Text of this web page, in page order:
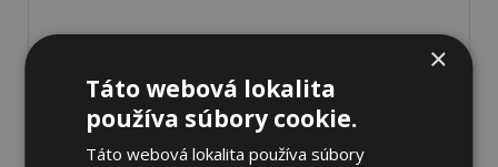
Nie je skladom Sledovať naskladnenie
89,35 €
×
Táto webová lokalita
používa súbory cookie.
Táto webová lokalita používa súbory